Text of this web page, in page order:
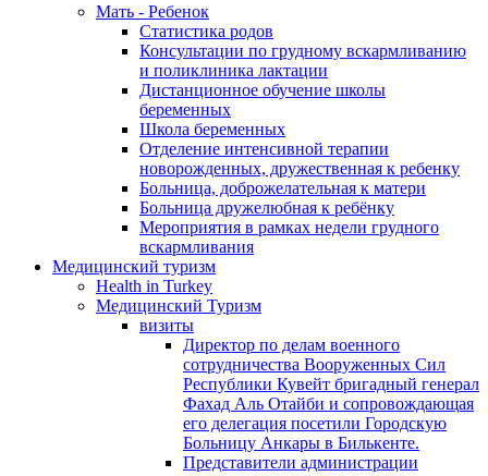
Мать - Ребенок
Статистика родов
Консультации по грудному вскармливанию
и поликлиника лактации
Дистанционное обучение школы
беременных
Школа беременных
Отделение интенсивной терапии
новорожденных, дружественная к ребенку
Больница, доброжелательная к матери
Больница дружелюбная к ребёнку
Мероприятия в рамках недели грудного
вскармливания
Медицинский туризм
Health in Turkey
Медицинский Туризм
визиты
Директор по делам военного
сотрудничества Вооруженных Сил
Республики Кувейт бригадный генерал
Фахад Аль Отайби и сопровождающая
его делегация посетили Городскую
Больницу Анкары в Билькенте.
Представители администрации